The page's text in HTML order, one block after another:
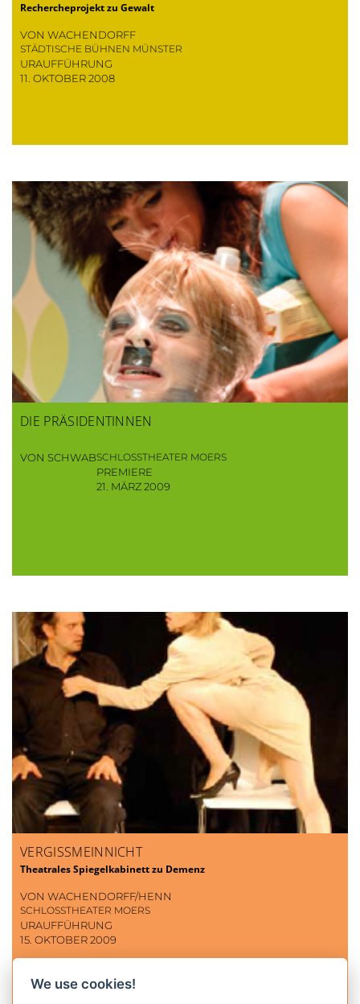
Rechercheprojekt zu Gewalt
VON WACHENDORFF
STÄDTISCHE BÜHNEN MÜNSTER
URAUFFÜHRUNG
11. OKTOBER 2008
DIE PRÄSIDENTINNEN
VON SCHWABSCHLOSSTHEATER MOERS
PREMIERE
21. MÄRZ 2009
VERGISSMEINNICHT
Theatrales Spiegelkabinett zu Demenz
VON WACHENDORFF/HENN
SCHLOSSTHEATER MOERS
URAUFFÜHRUNG
15. OKTOBER 2009
We use cookies!